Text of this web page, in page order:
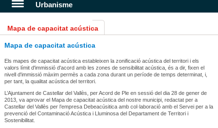
Urbanisme
Mapa de capacitat acústica
Mapa de capacitat acústica
Els mapes de capacitat acústica estableixen la zonificació acústica del territori i els
valors límit d'immissió d'acord amb les zones de sensibilitat acústica, és a dir, fixen el
nivell d'immissió màxim permès a cada zona durant un període de temps determinat, i,
per tant, la qualitat acústica del territori.
L’Ajuntament de Castellar del Vallès, per Acord de Ple en sessió del dia 28 de gener de
2013, va aprovar el Mapa de capacitat acústica del nostre municipi, redactat per a
Castellar del Vallès per l’empresa Debeacúsitica amb col·laboració amb el Servei per a la
prevenció del Contaminació Acústica i Lluminosa del Departament de Territori i
Sostenibilitat.